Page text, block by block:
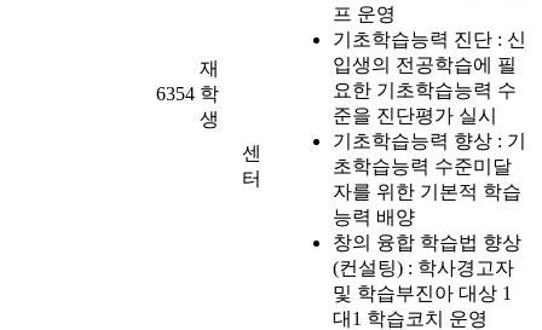
6354
재
학
생
센
터
프 운영
기초학습능력 진단 : 신
입생의 전공학습에 필
요한 기초학습능력 수
준을 진단평가 실시
기초학습능력 향상 : 기
초학습능력 수준미달
자를 위한 기본적 학습
능력 배양
창의 융합 학습법 향상
(컨설팅) : 학사경고자
및 학습부진아 대상 1
대1 학습코치 운영